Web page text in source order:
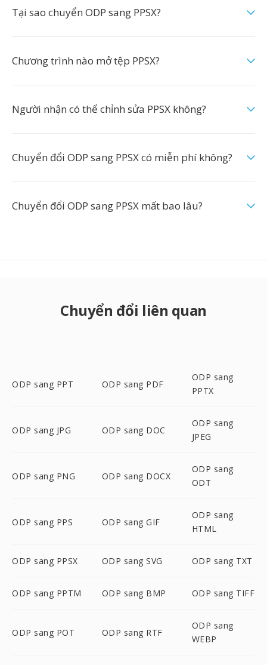
Tại sao chuyển ODP sang PPSX?
Chương trình nào mở tệp PPSX?
Người nhận có thể chỉnh sửa PPSX không?
Chuyển đổi ODP sang PPSX có miễn phí không?
Chuyển đổi ODP sang PPSX mất bao lâu?
Chuyển đổi liên quan
ODP sang PPT ODP sang PDF
ODP sang
PPTX
ODP sang JPG ODP sang DOC
ODP sang
JPEG
ODP sang PNG ODP sang DOCX
ODP sang
ODT
ODP sang PPS ODP sang GIF
ODP sang
HTML
ODP sang PPSX ODP sang SVG ODP sang TXT
ODP sang PPTM ODP sang BMP ODP sang TIFF
ODP sang POT ODP sang RTF
ODP sang
WEBP